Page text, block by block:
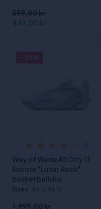
599,00 kr
449,00 kr
Way of Wade All City 13
Encore "Lunar Rock"
basketballsko
Sizes :44 1⁄3, 46 1⁄3
1.999,00 kr